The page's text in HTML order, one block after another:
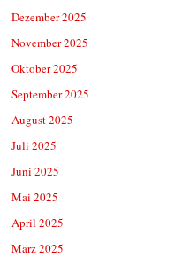
Dezember 2025
November 2025
Oktober 2025
September 2025
August 2025
Juli 2025
Juni 2025
Mai 2025
April 2025
März 2025